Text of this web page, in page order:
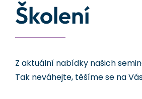
Školení
Z aktuální nabídky našich
Tak neváhejte, těšíme se na